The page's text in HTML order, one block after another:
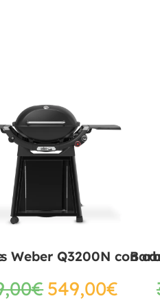
Weber Q3200N con
€549,00€